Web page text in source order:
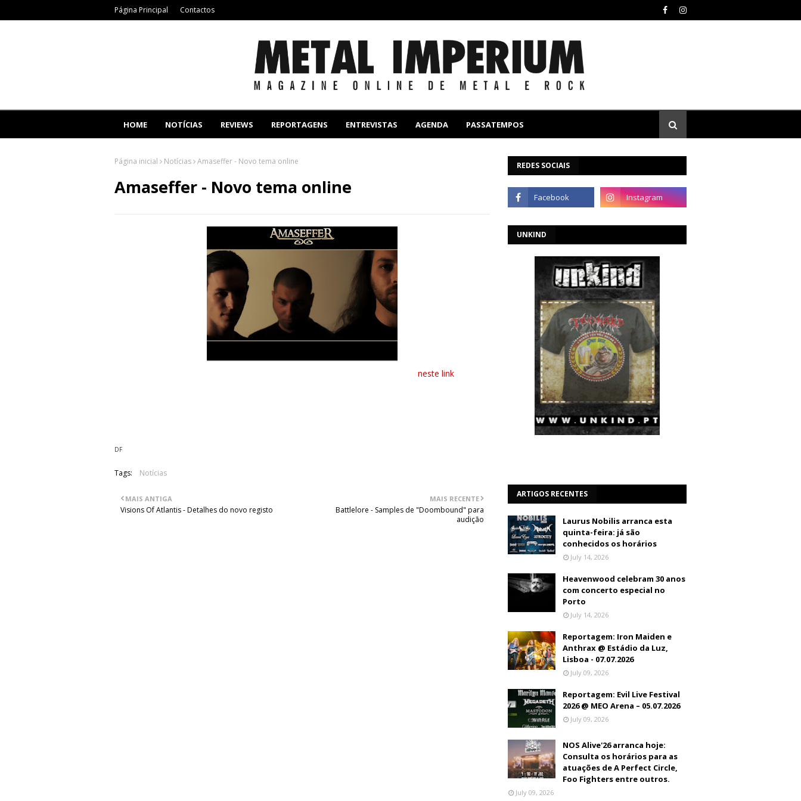
Página Principal Contactos
HOME NOTÍCIAS REVIEWS REPORTAGENS ENTREVISTAS AGENDA PASSATEMPOS
Página inicial Notícias Amaseffer - Novo tema online
Amaseffer - Novo tema online
neste link
DF
Tags: Notícias
MAIS RECENTE
Battlelore - Samples de "Doombound" para
audição
MAIS ANTIGA
Visions Of Atlantis - Detalhes do novo registo
REDES SOCIAIS
UNKIND
ARTIGOS RECENTES
Laurus Nobilis arranca esta
quinta-feira: já são
conhecidos os horários
July 14, 2026
Heavenwood celebram 30 anos
com concerto especial no
Porto
July 14, 2026
Reportagem: Iron Maiden e
Anthrax @ Estádio da Luz,
Lisboa - 07.07.2026
July 09, 2026
Reportagem: Evil Live Festival
2026 @ MEO Arena – 05.07.2026
July 09, 2026
NOS Alive'26 arranca hoje:
Consulta os horários para as
atuações de A Perfect Circle,
Foo Fighters entre outros.
July 09, 2026